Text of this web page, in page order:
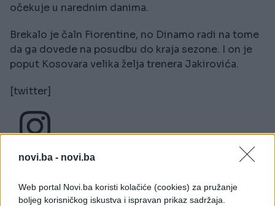
novi.ba - novi.ba
Web portal Novi.ba koristi kolačiće (cookies) za pružanje
boljeg korisničkog iskustva i ispravan prikaz sadržaja.
očekuje u narednim danima.
Brekalo je čaln Fiorentine, no Dinamo radi na tome
da ga dovede na posudbu do kraja sezone. I on je
poput Kosovara velika želja trenera Jakirovića.
[twitter]
A post shared by GNK Dinamo (@gnkdinamo)
[/twitter]